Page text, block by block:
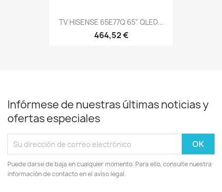
TV HISENSE 65E77Q 65" QLED...
464,52 €
Infórmese de nuestras últimas noticias y
ofertas especiales
Puede darse de baja en cualquier momento. Para ello, consulte nuestra
información de contacto en el aviso legal.